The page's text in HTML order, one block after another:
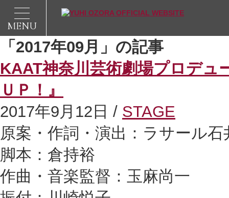
MENU
「2017年09月」の記事
KAAT神奈川芸術劇場プロ
ＵＰ！』
2017年9月12日 / STAGE
原案・作詞・演出：ラサール石
脚本：倉持裕
作曲・音楽監督：玉麻尚一